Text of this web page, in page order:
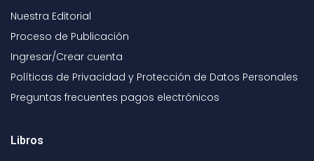
Nuestra Editorial
Proceso de Publicación
Ingresar/Crear cuenta
Políticas de Privacidad y Protección de Datos Personales
Preguntas frecuentes pagos electrónicos
Libros